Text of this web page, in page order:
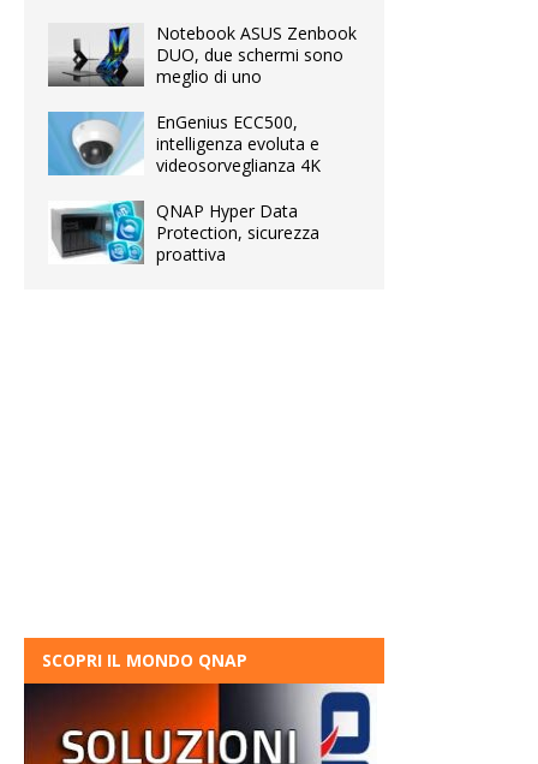
Notebook ASUS Zenbook
DUO, due schermi sono
meglio di uno
EnGenius ECC500,
intelligenza evoluta e
videosorveglianza 4K
QNAP Hyper Data
Protection, sicurezza
proattiva
SCOPRI IL MONDO QNAP